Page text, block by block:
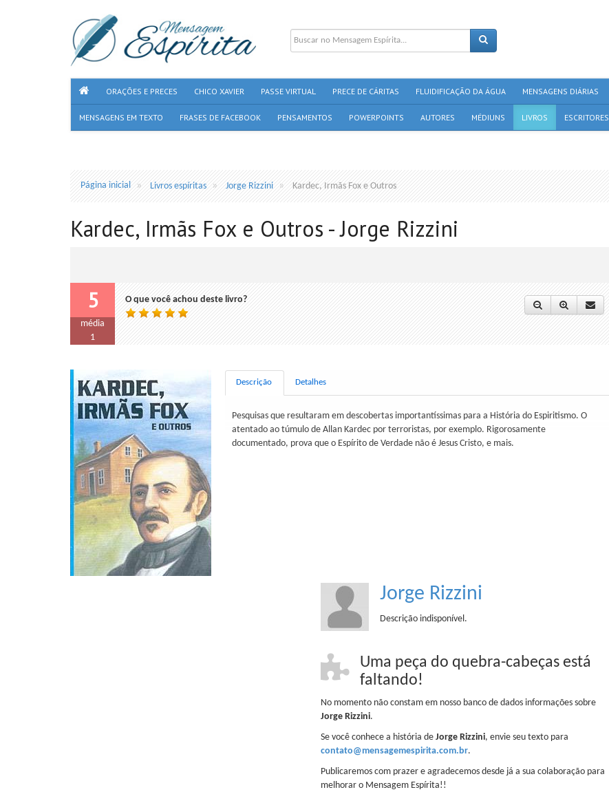
ORAÇÕES E PRECES CHICO XAVIER PASSE VIRTUAL PRECE DE CÁRITAS FLUIDIFICAÇÃO DA ÁGUA MENSAGENS DIÁRIAS
MENSAGENS EM TEXTO FRASES DE FACEBOOK PENSAMENTOS POWERPOINTS AUTORES MÉDIUNS LIVROS ESCRITORES
Página inicial Livros espíritas Jorge Rizzini Kardec, Irmãs Fox e Outros
Kardec, Irmãs Fox e Outros - Jorge Rizzini
5
média
1
O que você achou deste livro?
Descrição Detalhes
Pesquisas que resultaram em descobertas importantíssimas para a História do Espiritismo. O
atentado ao túmulo de Allan Kardec por terroristas, por exemplo. Rigorosamente
documentado, prova que o Espírito de Verdade não é Jesus Cristo, e mais.
Jorge Rizzini
Descrição indisponível.
Uma peça do quebra-cabeças está
faltando!
No momento não constam em nosso banco de dados informações sobre
Jorge Rizzini.
Se você conhece a história de Jorge Rizzini, envie seu texto para
contato@mensagemespirita.com.br.
Publicaremos com prazer e agradecemos desde já a sua colaboração para
melhorar o Mensagem Espírita!!